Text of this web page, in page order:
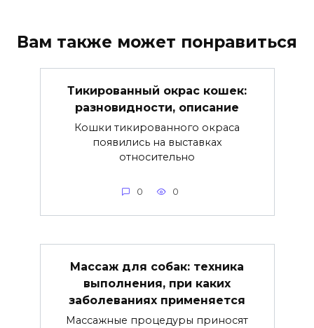
Вам также может понравиться
Тикированный окрас кошек:
разновидности, описание
Кошки тикированного окраса
появились на выставках
относительно
0 0
Массаж для собак: техника
выполнения, при каких
заболеваниях применяется
Массажные процедуры приносят